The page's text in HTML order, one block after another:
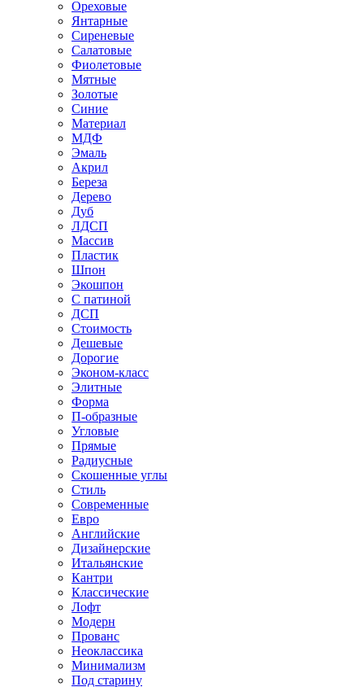
Ореховые
Янтарные
Сиреневые
Салатовые
Фиолетовые
Мятные
Золотые
Синие
Материал
МДФ
Эмаль
Акрил
Береза
Дерево
Дуб
ЛДСП
Массив
Пластик
Шпон
Экошпон
С патиной
ДСП
Стоимость
Дешевые
Дорогие
Эконом-класс
Элитные
Форма
П-образные
Угловые
Прямые
Радиусные
Скошенные углы
Стиль
Современные
Евро
Английские
Дизайнерские
Итальянские
Кантри
Классические
Лофт
Модерн
Прованс
Неоклассика
Минимализм
Под старину